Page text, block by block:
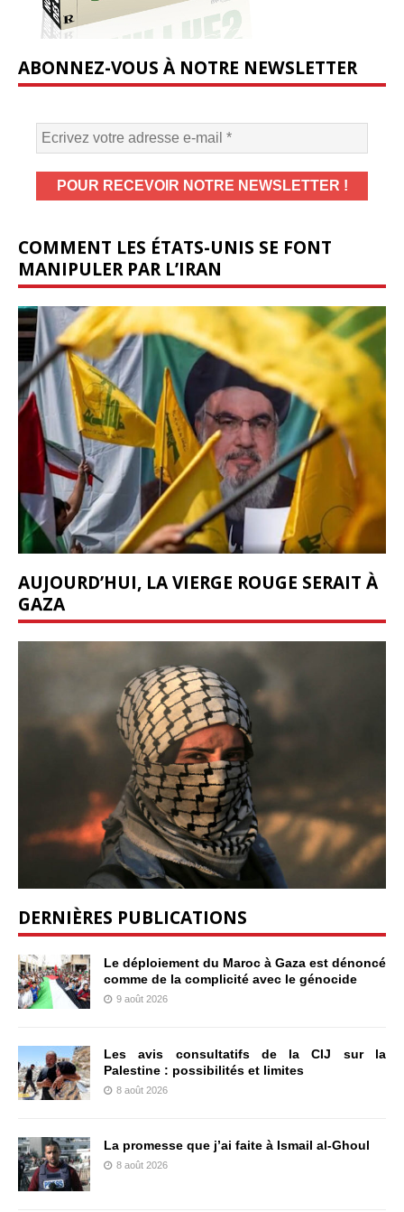
ABONNEZ-VOUS À NOTRE NEWSLETTER
COMMENT LES ÉTATS-UNIS SE FONT
MANIPULER PAR L’IRAN
AUJOURD’HUI, LA VIERGE ROUGE SERAIT À
GAZA
DERNIÈRES PUBLICATIONS
Le déploiement du Maroc à Gaza est dénoncé
comme de la complicité avec le génocide
9 août 2026
Les avis consultatifs de la CIJ sur la
Palestine : possibilités et limites
8 août 2026
La promesse que j’ai faite à Ismail al-Ghoul
8 août 2026